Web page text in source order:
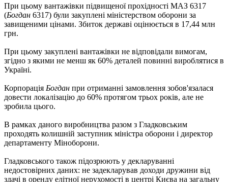
При цьому вантажівки підвищеної прохідності МАЗ 6317
(Богдан 6317) були закуплені міністерством оборони за
завищеними цінами. Збиток державі оцінюється в 17,44 млн
грн.
При цьому закуплені вантажівки не відповідали вимогам,
згідно з якими не менш як 60% деталей повинні вироблятися в
Україні.
Корпорація Богдан при отриманні замовлення зобов'язалася
довести локалізацію до 60% протягом трьох років, але не
зробила цього.
В рамках даного виробництва разом з Гладковським
проходять колишній заступник міністра оборони і директор
департаменту Міноборони.
Гладковського також підозрюють у декларуванні
недостовірних даних: не задекларував доходи дружини від
здачі в оренду елітної нерухомості в центрі Києва на загальну